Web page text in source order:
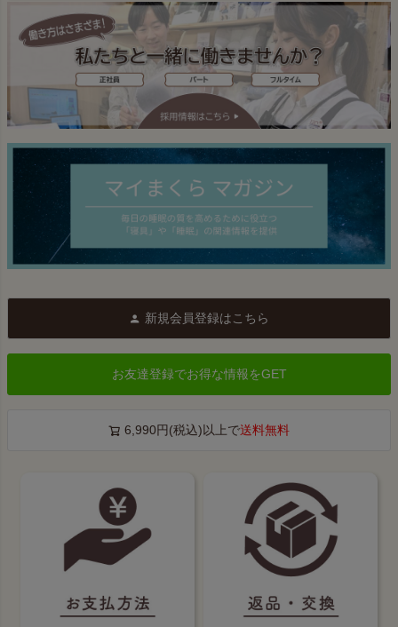
新規会員登録はこちら
お友達登録でお得な情報をGET
6,990円(税込)以上で送料無料